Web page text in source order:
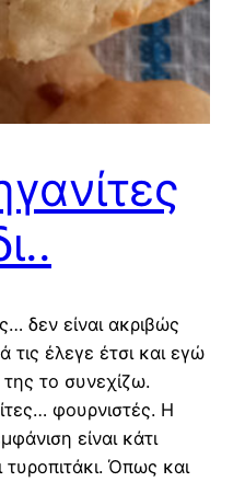
δεν είναι ακριβώς
τις έλεγε έτσι και εγώ
το συνεχίζω.
φουρνιστές. Η
είναι κάτι
Όπως και